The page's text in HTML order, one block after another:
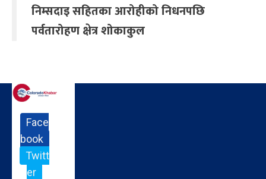
निम्सदाइ सहितका आरोहीको निधनपछि
पर्वतारोहण क्षेत्र शोकाकुल
Face
book
Twitt
er